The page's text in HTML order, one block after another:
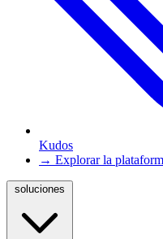
Kudos
→ Explorar la